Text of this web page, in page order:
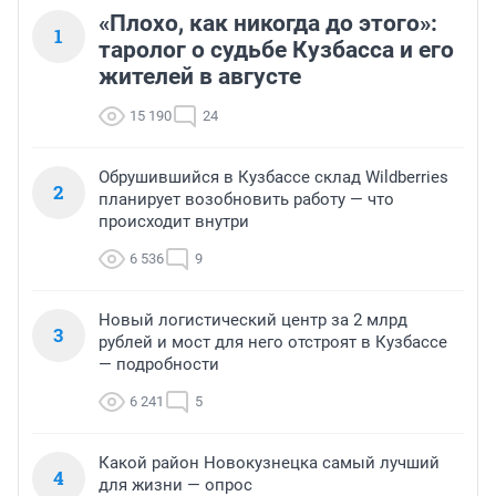
1
«Плохо, как никогда до этого»:
таролог о судьбе Кузбасса и его
жителей в августе
15 190 24
2
Обрушившийся в Кузбассе склад Wildberries
планирует возобновить работу — что
происходит внутри
6 536 9
3
Новый логистический центр за 2 млрд
рублей и мост для него отстроят в Кузбассе
— подробности
6 241 5
4
Какой район Новокузнецка самый лучший
для жизни — опрос